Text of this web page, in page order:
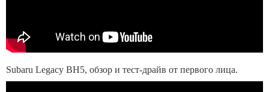
Subaru Legacy BH5, обзор и тест-драйв от первого лица.